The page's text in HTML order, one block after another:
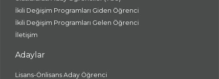
İkili Değişim Programları Giden Öğrenci
İkili Değişim Programları Gelen Öğrenci
İletişim
Adaylar
Lisans-Önlisans Aday Öğrenci